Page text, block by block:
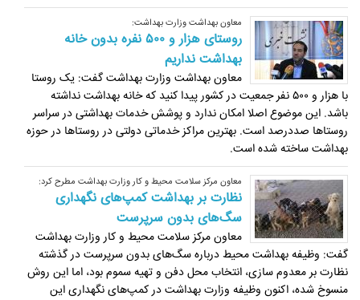
معاون بهداشت وزارت بهداشت:
روستای هزار و ۵۰۰ نفره بدون خانه
بهداشت نداریم
معاون بهداشت وزارت بهداشت گفت: یک روستا
با هزار و ۵۰۰ نفر جمعیت در کشور پیدا کنید که خانه بهداشت نداشته
باشد. این موضوع ‏اصلا امکان ندارد و پوشش خدمات بهداشتی در سراسر
روستاها صددرصد است. بهترین مراکز خدماتی دولتی در روستاها در حوزه
‏بهداشت ساخته شده است.‏
معاون مرکز سلامت محیط و کار وزارت بهداشت مطرح کرد:
نظارت بر بهداشت کمپ‌های نگهداری
سگ‌های بدون سرپرست
معاون مرکز سلامت محیط و کار وزارت بهداشت
گفت: وظیفه بهداشت محیط درباره سگ‌های بدون سرپرست در گذشته
نظارت بر معدوم سازی، انتخاب محل دفن و تهیه سموم بود، اما این روش
منسوخ شده، اکنون وظیفه وزارت بهداشت در کمپ‌های نگهداری این